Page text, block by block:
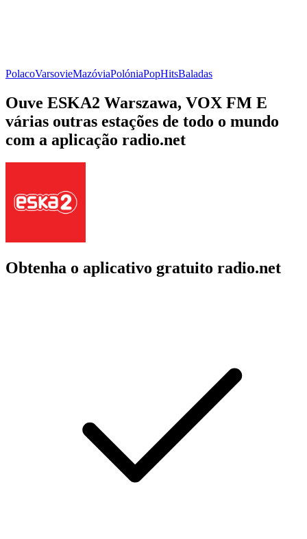
PolacoVarsovieMazóviaPolóniaPopHitsBaladas
Ouve ESKA2 Warszawa, VOX FM E
várias outras estações de todo o mundo
com a aplicação radio.net
Obtenha o aplicativo gratuito radio.net